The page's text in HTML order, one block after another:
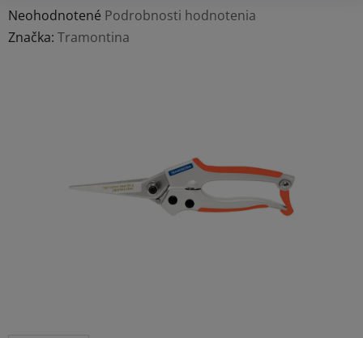
Priemerné
hodnotenie
Neohodnotené Podrobnosti hodnotenia
Značka: Tramontina